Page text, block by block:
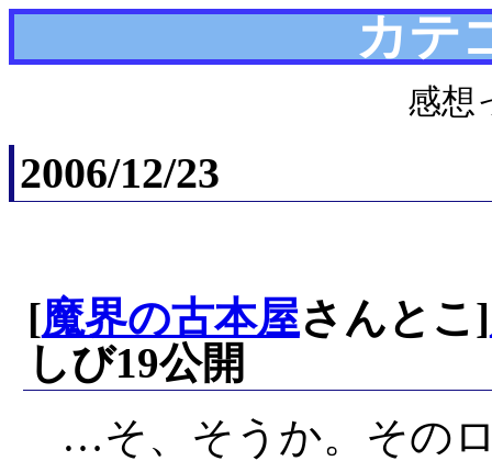
カテ
感想
2006/12/23
[魔界の古本屋さんとこ]
しび19公開
…そ、そうか。その